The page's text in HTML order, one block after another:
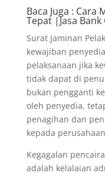
Baca Juga : Cara
Tepat |Jasa Bank
Surat Jaminan
kewajiban
pelaksanaan jika
tidak dapat di
bukan pengganti
oleh penyedia,
penagihan dan
kepada
Kegagalan
adalah kelalaian